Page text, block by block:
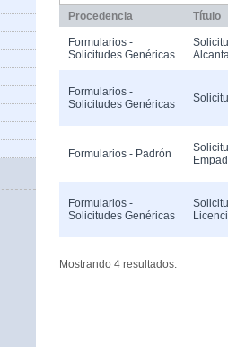
Procedencia Título
Formularios -
Solicitudes Genéricas
Formularios -
Solicitudes Genéricas
Formularios - Padrón
Formularios -
Solicitudes Genéricas
Mostrando 4 resultados.